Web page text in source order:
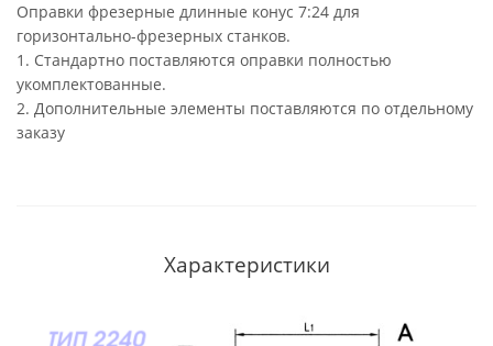
Оправки фрезерные длинные конус 7:24 для
горизонтально-фрезерных станков.
1. Стандартно поставляются оправки полностью
укомплектованные.
2. Дополнительные элементы поставляются по отдельному
заказу
Характеристики